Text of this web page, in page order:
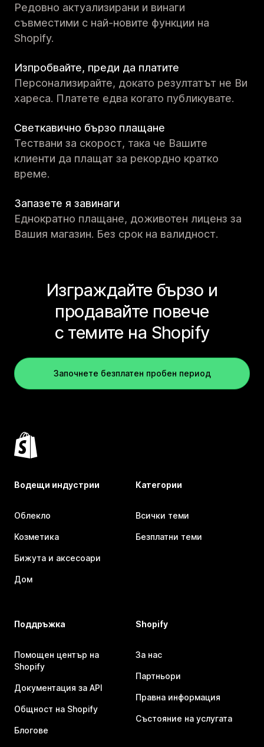
Редовно актуализирани и винаги
съвместими с най-новите функции на
Shopify.
Изпробвайте, преди да платите
Персонализирайте, докато резултатът не Ви
хареса. Платете едва когато публикувате.
Светкавично бързо плащане
Тествани за скорост, така че Вашите
клиенти да плащат за рекордно кратко
време.
Запазете я завинаги
Еднократно плащане, доживотен лиценз за
Вашия магазин. Без срок на валидност.
Изграждайте бързо и
продавайте повече
с темите на Shopify
Започнете безплатен пробен период
Водещи индустрии
Облекло
Козметика
Бижута и аксесоари
Дом
Категории
Всички теми
Безплатни теми
Поддръжка
Помощен център на
Shopify
Документация за API
Общност на Shopify
Блогове
Shopify
За нас
Партньори
Правна информация
Състояние на услугата